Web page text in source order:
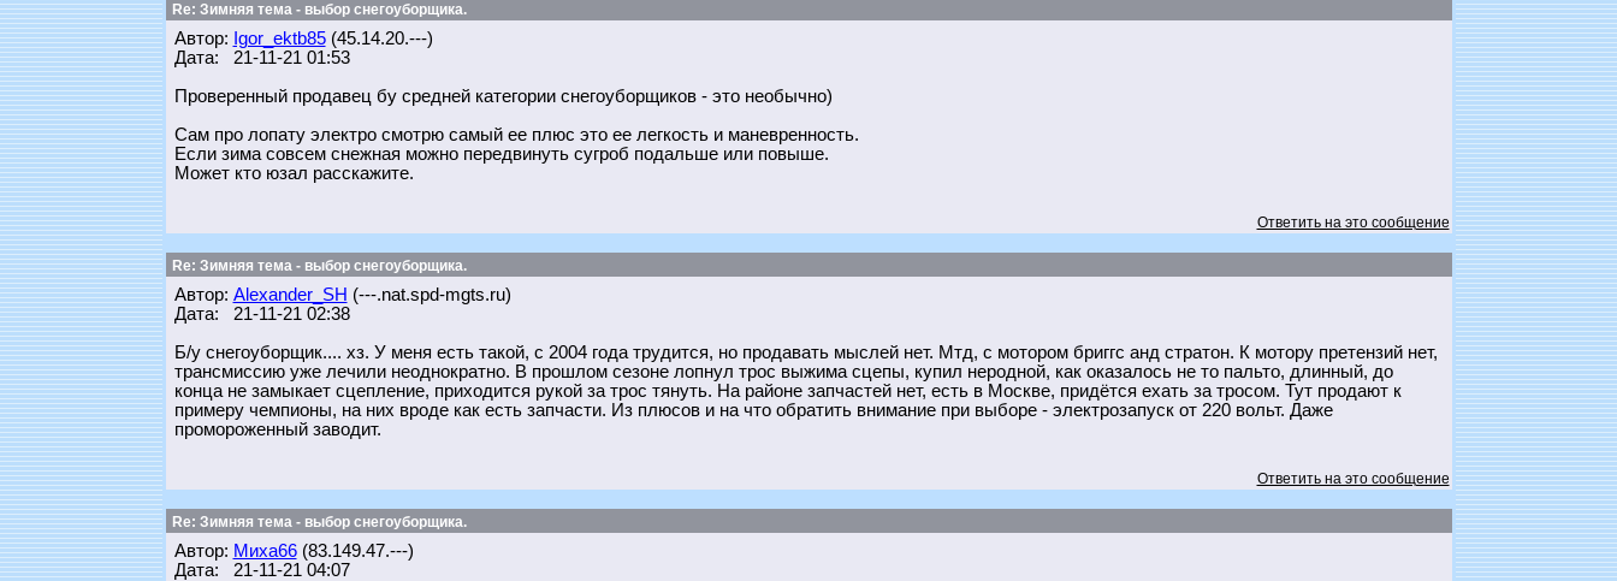
Re: Зимняя тема - выбор снегоуборщика.
Автор: Igor_ektb85(45.14.20.---)
Дата: 21-11-21 01:53
Проверенный продавец бу средней категории снегоуборщиков - это необычно)
Сам про лопату электро смотрю самый ее плюс это ее легкость и маневренность.
Если зима совсем снежная можно передвинуть сугроб подальше или повыше.
Может кто юзал расскажите.
Ответить на это сообщение
Re: Зимняя тема - выбор снегоуборщика.
Автор: Alexander_SH (---.nat.spd-mgts.ru)
Дата: 21-11-21 02:38
Б/у снегоуборщик.... хз. У меня есть такой, с 2004 года трудится, но продавать мыслей нет. Мтд, с мотором бриггс анд стратон. К мотору претензий нет,
трансмиссию уже лечили неоднократно. В прошлом сезоне лопнул трос выжима сцепы, купил неродной, как оказалось не то пальто, длинный, до
конца не замыкает сцепление, приходится рукой за трос тянуть. На районе запчастей нет, есть в Москве, придётся ехать за тросом. Тут продают к
примеру чемпионы, на них вроде как есть запчасти. Из плюсов и на что обратить внимание при выборе - электрозапуск от 220 вольт. Даже
промороженный заводит.
Ответить на это сообщение
Re: Зимняя тема - выбор снегоуборщика.
Автор: Миха66(83.149.47.---)
Дата: 21-11-21 04:07